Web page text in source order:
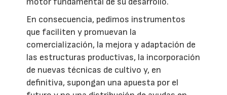
En consecuencia, pedimos instrumentos
que faciliten y promuevan la
comercialización, la mejora y adaptación de
las estructuras productivas, la incorporación
de nuevas técnicas de cultivo y, en
definitiva, supongan una apuesta por el